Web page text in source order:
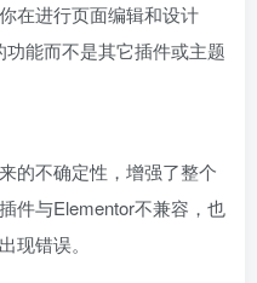
在进行页面编辑和设计
能而不是其它插件或主题
的不确定性，增强了整个
件与Elementor不兼容，也
现错误。